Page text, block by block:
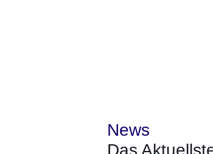
News
Das